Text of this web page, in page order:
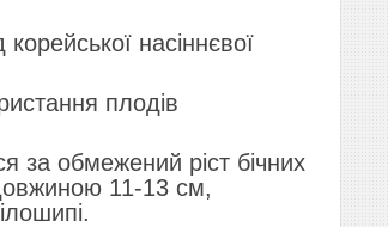
насіннєвої
плодів
за обмежений ріст бічних
11-13 см,